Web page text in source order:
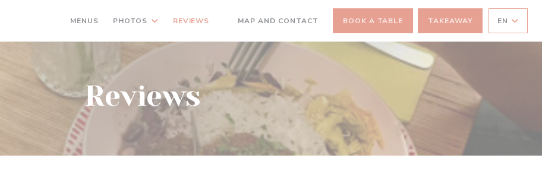
MENUS PHOTOS REVIEWS MAP AND CONTACT BOOK A TABLE TAKEAWAY EN
Reviews